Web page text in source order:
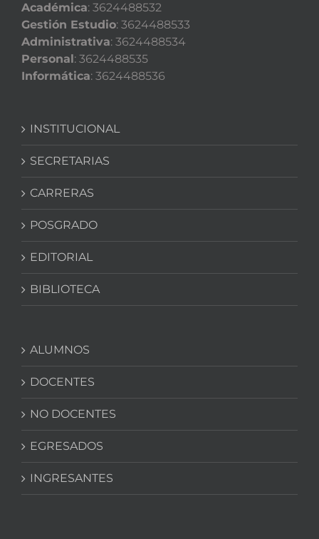
Académica: 3624488532
Gestión Estudio: 3624488533
Administrativa: 3624488534
Personal : 3624488535
Informática: 3624488536
INSTITUCIONAL
SECRETARIAS
CARRERAS
POSGRADO
EDITORIAL
BIBLIOTECA
ALUMNOS
DOCENTES
NO DOCENTES
EGRESADOS
INGRESANTES